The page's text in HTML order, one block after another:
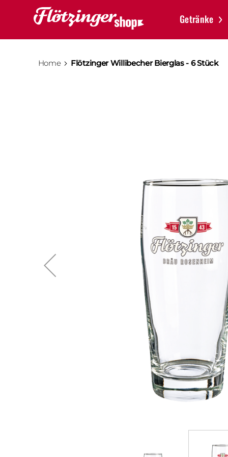
Getränke
Home Flötzinger Willibecher Bierglas - 6 Stück